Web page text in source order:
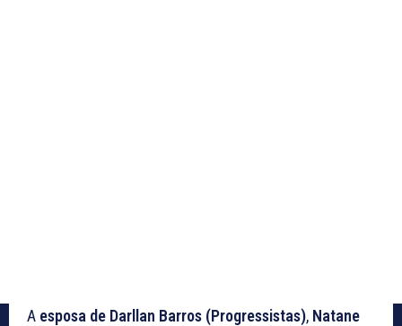
A esposa de Darllan Barros (Progressistas), Natane